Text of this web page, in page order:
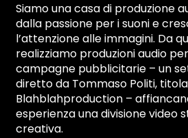
Siamo una casa di produzione
dalla passione per i suoni e
l’attenzione alle immagini. Da
realizziamo produzioni audio
campagne pubblicitarie – un
diretto da Tommaso Politi,
Blahblahproduction –
esperienza una divisione video
creativa.